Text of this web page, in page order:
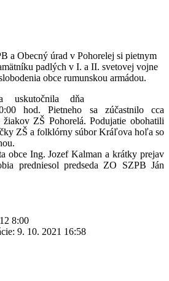
a Obecný úrad v Pohorelej si pietnym
padlých v I. a II. svetovej vojne
obce rumunskou armádou.
uskutočnila dňa
hod. Pietneho sa zúčastnilo cca
ZŠ Pohorelá. Podujatie obohatili
ZŠ a folklórny súbor Kráľova hoľa so
obce Ing. Jozef Kalman a krátky prejav
predniesol predseda ZO SZPB Ján
8:00
9. 10. 2021 16:58